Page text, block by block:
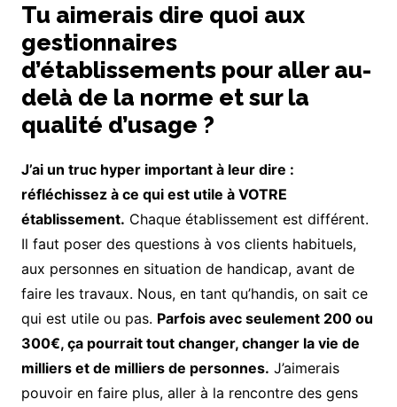
Tu aimerais dire quoi aux
gestionnaires
d’établissements pour aller au-
delà de la norme et sur la
qualité d’usage ?
J’ai un truc hyper important à leur dire :
réfléchissez à ce qui est utile à VOTRE
établissement. Chaque établissement est différent.
Il faut poser des questions à vos clients habituels,
aux personnes en situation de handicap, avant de
faire les travaux. Nous, en tant qu’handis, on sait ce
qui est utile ou pas. Parfois avec seulement 200 ou
300€, ça pourrait tout changer, changer la vie de
milliers et de milliers de personnes. J’aimerais
pouvoir en faire plus, aller à la rencontre des gens